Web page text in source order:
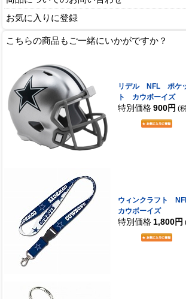
お気に入りに登録
こちらの商品もご一緒にいかがですか？
リデル NFL ポケ
ト カウボーイズ
特別価格 900円 (
ウィンクラフト
カウボーイズ
特別価格 1,800円